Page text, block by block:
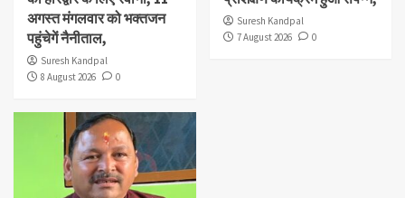
अगस्त मंगलवार को भक्तजन
पहुंचेगें नैनीताल,
Suresh Kandpal
8 August 2026
0
Suresh Kandpal
7 August 2026
0